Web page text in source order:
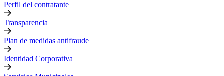
Perfil del contratante
Transparencia
Plan de medidas antifraude
Identidad Corporativa